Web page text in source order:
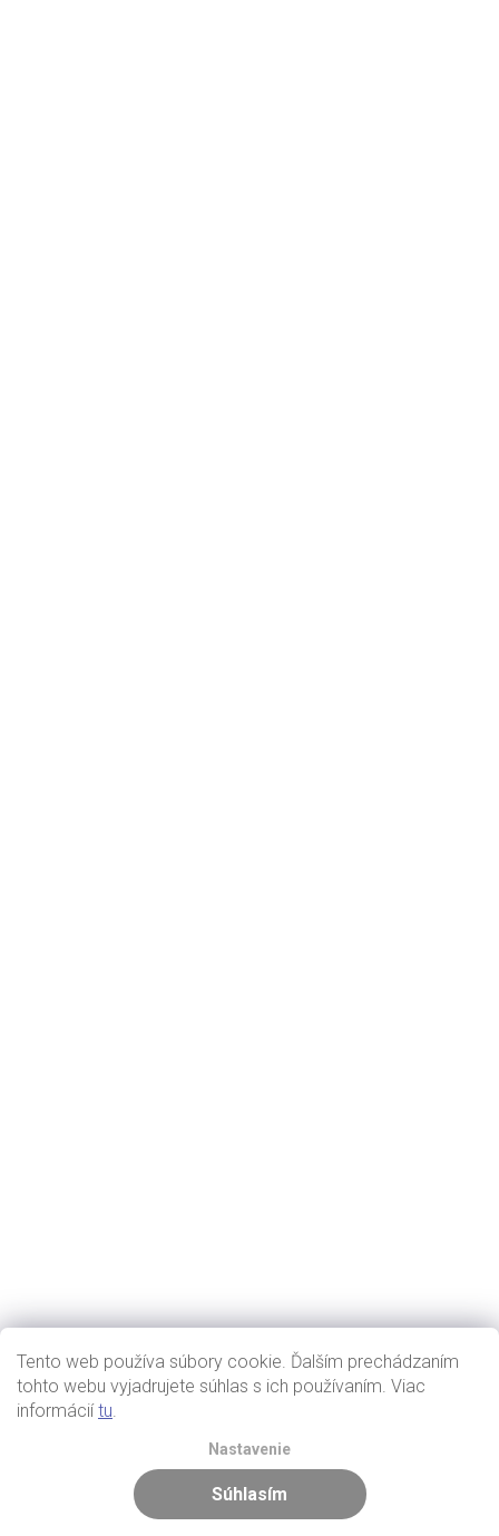
Tento web používa súbory cookie. Ďalším prechádzaním
tohto webu vyjadrujete súhlas s ich používaním. Viac
informáciítu.
Nastavenie
Súhlasím